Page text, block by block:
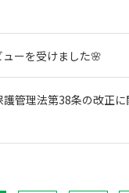
ーを受けました🌸
管理法第38条の改正